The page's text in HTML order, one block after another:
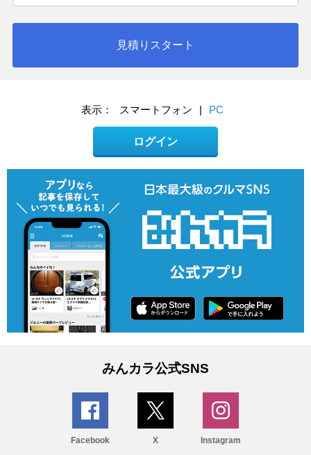
見積りスタート
表示： スマートフォン | PC
ログイン
みんカラ公式SNS
Facebook X Instagram